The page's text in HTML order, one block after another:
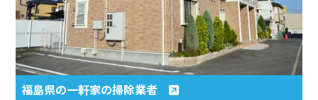
福島県の一軒家の掃除業者